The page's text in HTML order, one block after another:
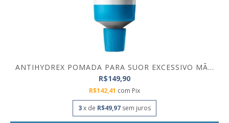
ANTIHYDREX POMADA PARA SUOR EXCESSIVO MÃ...
R$149,90
R$142,41 com Pix
3x de R$49,97 sem juros